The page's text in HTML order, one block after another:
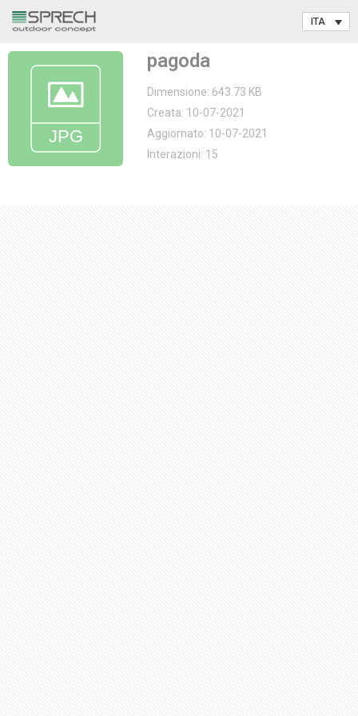
contenuto
pagoda
Dimensione: 643.73 KB
Creata: 10-07-2021
Aggiornato: 10-07-2021
Interazioni: 15